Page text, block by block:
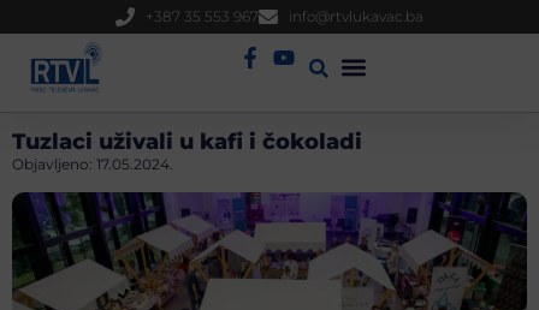
+387 35 553 967 info@rtvlukavac.ba
Tuzlaci uživali u kafi i čokoladi
Objavljeno: 17.05.2024.